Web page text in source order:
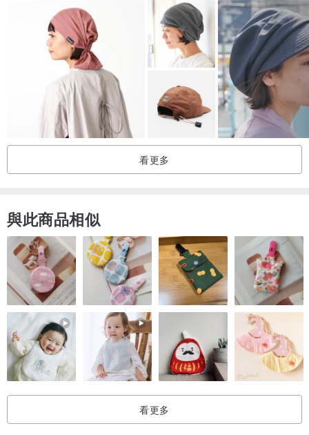
清洗方式:清水冷水清洗後,平放晾乾
圖1:羊毛帽正面(一般光下)
圖2:羊毛帽側面(一般光下)
圖3:羊毛帽近拍照(大陽光下)
產地/製造方式
看更多
與此商品相似
看更多